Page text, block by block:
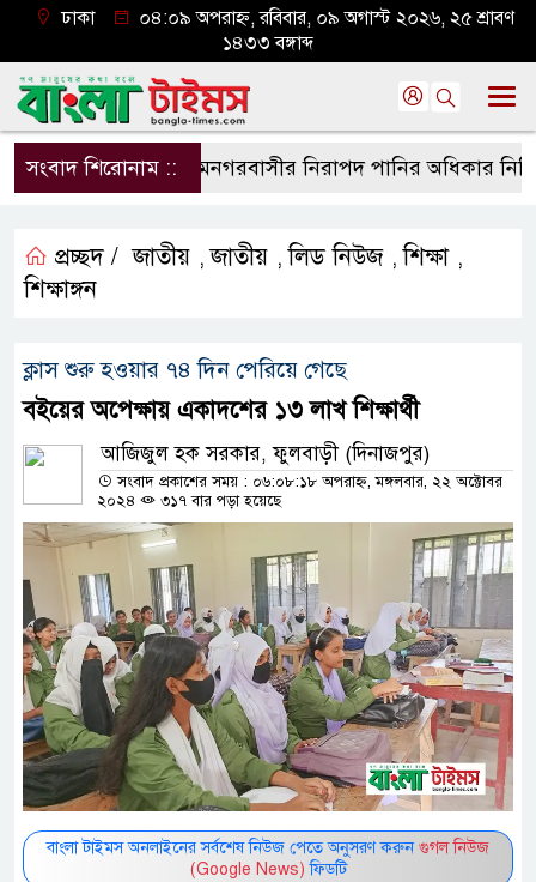
ঢাকা
০৪:০৯ অপরাহ্ন, রবিবার, ০৯ অগাস্ট ২০২৬, ২৫ শ্রাবণ
১৪৩৩ বঙ্গাব্দ
সংবাদ শিরোনাম ::শ্যামনগরবাসীর নিরাপদ পানির অধিকার নিশ্চিত
প্রচ্ছদ / জাতীয় ,জাতীয় ,লিড নিউজ ,শিক্ষা ,
শিক্ষাঙ্গন
ক্লাস শুরু হওয়ার ৭৪ দিন পেরিয়ে গেছে
বইয়ের অপেক্ষায় একাদশের ১৩ লাখ শিক্ষার্থী
আজিজুল হক সরকার, ফুলবাড়ী (দিনাজপুর)
সংবাদ প্রকাশের সময় : ০৬:০৮:১৮ অপরাহ্ন, মঙ্গলবার, ২২ অক্টোবর
২০২৪
৩১৭ বার পড়া হয়েছে
বাংলা টাইমস অনলাইনের সর্বশেষ নিউজ পেতে অনুসরণ করুন গুগল নিউজ
(Google News) ফিডটি